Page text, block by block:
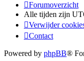
Forumoverzicht
Alle tijden zijn
Verwijder
Contact
Powered by phpBB®